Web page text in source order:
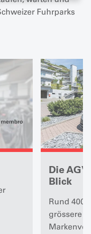
Fuhrparks
Die
Blick
Rund
grössere